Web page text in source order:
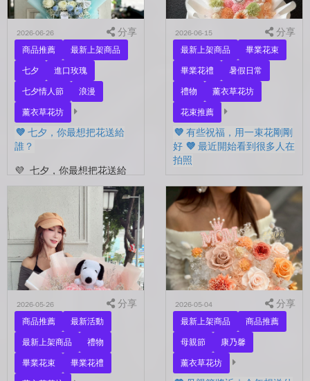
2026-06-26 分享
商品推薦
最新上架商品
七夕
進口玫瑰
七夕情人節
浪漫
薰衣草花坊
💜 七夕，你最想把花送給
誰？
💜 七夕，你最想把花送給
誰？ 是陪你走過每一天的
另一半，是一直默默支持你
的家人，還是那個努力生活
的自己？ 花，不一定要等
到特別的人才能收到。...
2026-06-15 分享
最新上架商品
畢業花束
畢業花禮
暑假日常
禮物
薰衣草花坊
花束推薦
💜 有些祝福，用一束花剛剛
好 💜 最近開始看到很多人在
拍照
💜 有些祝福，用一束花剛剛
好 💜 最近開始看到很多人
在拍照📷 穿著學士服、抱著
花束，笑著紀錄這段重要的
時光🤍 一路走到現在，一
定有很多不容易。 熬過考
試...
2026-05-26 分享
商品推薦
最新活動
最新上架商品
禮物
畢業花束
畢業花禮
2026-05-04 分享
最新上架商品
商品推薦
母親節
康乃馨
薰衣草花坊